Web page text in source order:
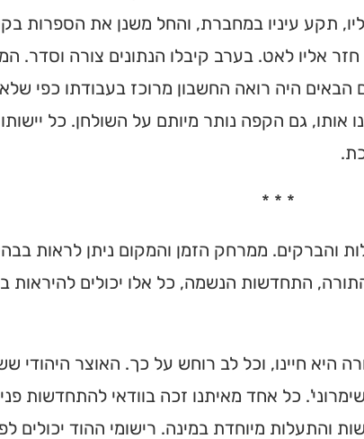
תקע עיניו במחברת, והחל משנן את הספרות
אליו לאט. בערב קיבלו הנתונים צורה וסדר.
הבאים היה רואה החשבון מרוכז בעבודתו כפי
אותו, גם הקפה נותר מיותם על השולחן. כל
* * *
והברקים. ממרחק הזמן והמקום ניתן לראות
התחדשות הנשמה, כל אלו יכולים להיראות
היא חיינו, וכל לב רוחש על כך. האוצר היהודי
כל אחד מאיתנו זכה בוודאי להתחדשות
והתעלות מיוחדת במינה. רישומי ההוד יכולים